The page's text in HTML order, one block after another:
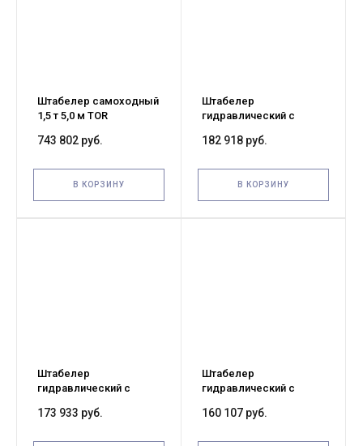
Штабелер самоходный
1,5 т 5,0 м TOR
ЭУР, Curtis, H-мачта (с
743 802 руб.
В КОРЗИНУ
Штабелер
гидравлический с
2,5 м TOR CTD15/25
182 918 руб.
В КОРЗИНУ
Штабелер
гидравлический с
2,0 м TOR CTD15/20
173 933 руб.
Штабелер
гидравлический с
1,6 м TOR CTD15/16
160 107 руб.